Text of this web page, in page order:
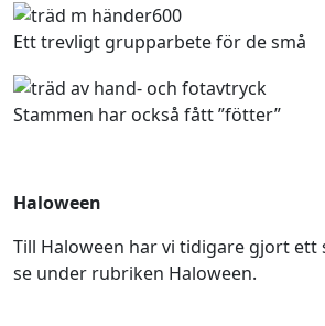
Ett trevligt grupparbete för de små
Stammen har också fått ”fötter”
Haloween
Till Haloween har vi tidigare gjort ett
se under rubriken Haloween.